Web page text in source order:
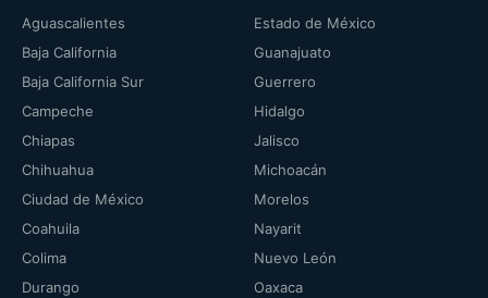
Aguascalientes
Baja California
Baja California Sur
Campeche
Chiapas
Chihuahua
Ciudad de México
Coahuila
Colima
Durango
Estado de México
Guanajuato
Guerrero
Hidalgo
Jalisco
Michoacán
Morelos
Nayarit
Nuevo León
Oaxaca